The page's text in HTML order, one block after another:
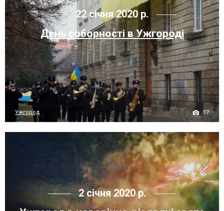
22 січня 2020 р.
День соборності в Ужгороді
Ужгород 17
2 січня 2020 р.